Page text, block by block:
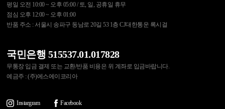
평일 오전 10:00 ~ 오후 05:00 / 토, 일, 공휴일 휴무
점심 오후 12:00 ~ 오후 01:00
반품 주소 : 서울시 송파구 동남로 20길 53 1층 CJ대한통운 록시걸
국민은행 515537.01.017828
무통장 입금 결제 또는 교환/반품 비용은 위 계좌로 입금바랍니다.
예금주 : (주)에스에이코리아
Instargram Facebook